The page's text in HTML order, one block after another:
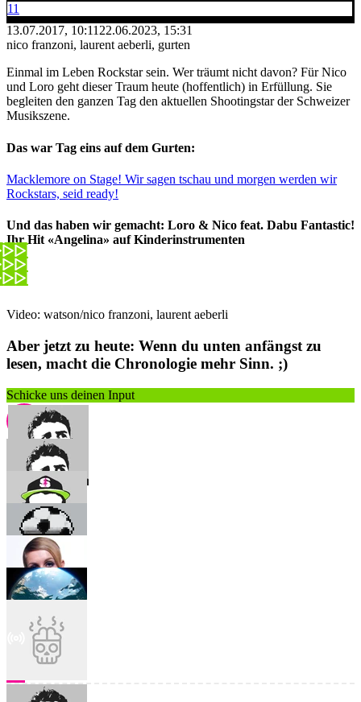
11
13.07.2017, 10:11 22.06.2023, 15:31
nico franzoni, laurent aeberli, gurten
Einmal im Leben Rockstar sein. Wer träumt nicht davon? Für Nico
und Loro geht dieser Traum heute (hoffentlich) in Erfüllung. Sie
begleiten den ganzen Tag den aktuellen Shootingstar der Schweizer
Musikszene.
Das war Tag eins auf dem Gurten:
Macklemore on Stage! Wir sagen tschau und morgen werden wir
Rockstars, seid ready!
Und das haben wir gemacht: Loro & Nico feat. Dabu Fantastic!
Ihr Hit «Angelina» auf Kinderinstrumenten
Video: watson/nico franzoni, laurent aeberli
Aber jetzt zu heute: Wenn du unten anfängst zu
lesen, macht die Chronologie mehr Sinn. ;)
Schicke uns deinen Input